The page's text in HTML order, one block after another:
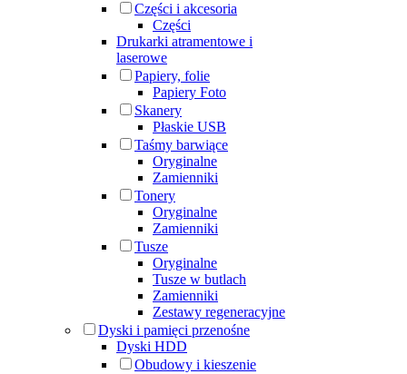
Części i akcesoria
Części
Drukarki atramentowe i
laserowe
Papiery, folie
Papiery Foto
Skanery
Płaskie USB
Taśmy barwiące
Oryginalne
Zamienniki
Tonery
Oryginalne
Zamienniki
Tusze
Oryginalne
Tusze w butlach
Zamienniki
Zestawy regeneracyjne
Dyski i pamięci przenośne
Dyski HDD
Obudowy i kieszenie